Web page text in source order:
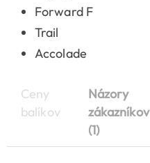
Forward F
Trail
Accolade
Ceny
balíkov
Názory
zákazníkov
(1)